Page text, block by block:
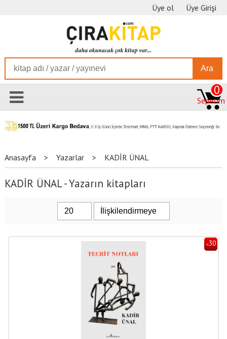
Üye ol Üye Girişi
Ara
Sepetim
0
Anasayfa > Yazarlar > KADİR ÜNAL
KADİR ÜNAL - Yazarın kitapları
%30